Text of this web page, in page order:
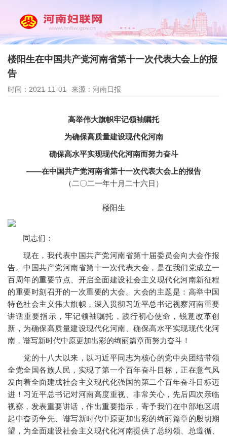
楼阳生在中国共产党河南省第十一次代表大会上的报
告
时间：2021-11-01 来源：河南日报
高举伟大旗帜牢记领袖嘱托
为确保高质量建设现代化河南
确保高水平实现现代化河南而努力奋斗
——在中国共产党河南省第十一次代表大会上的报告
（二〇二一年十月二十六日）
楼阳生
同志们：
现在，我代表中国共产党河南省第十届委员会向大会作报
告。中国共产党河南省第十一次代表大会，是在我们党成立一
百周年的重要节点、开启全面建设社会主义现代化河南新征程
的重要时刻召开的一次重要的大会。大会的主题是：高举中国
特色社会主义伟大旗帜，深入贯彻习近平总书记视察河南重要
讲话重要指示，牢记领袖嘱托，践行初心使命，锐意改革创
新，为确保高质量建设现代化河南、确保高水平实现现代化河
南，谱写新时代中原更加出彩的绚丽篇章而努力奋斗！
党的十八大以来，以习近平同志为核心的党中央团结带领
全党全国各族人民，实现了第一个百年奋斗目标，正在意气风
发向着全面建成社会主义现代化强国的第二个百年奋斗目标迈
进！习近平总书记对河南高度重视、非常关心，先后四次亲临
视察，发表重要讲话，作出重要指示，寄予我们在中部地区崛
起中奋勇争先、谱写新时代中原更加出彩的绚丽篇章的殷切期
望，为全面建设社会主义现代化河南提供了总纲领、总遵循、